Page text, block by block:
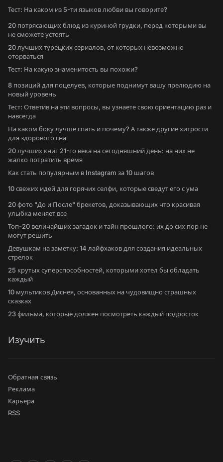
Тест: На каком из 5-ти языков любви вы говорите?
20 потрясающих блюд из куриной грудки, перед которыми вы
не сможете устоять
20 лучших турецких сериалов, от которых невозможно
оторваться
Тест: На какую знаменитость вы похожи?
8 позиций для поцелуев, которые поднимут вашу прелюдию на
новый уровень
Тест: Ответив на эти вопросы, вы узнаете свою ориентацию раз и
навсегда
На каком боку лучше спать и почему? А также другие хитрости
для здорового сна
20 лучших книг 21-го века на сегодняшний день: на них не
жалко потратить время
Как стать популярным в Instagram за 10 шагов
10 свежих идей для горячих селфи, которые сведут его с ума
20 фото "До и После" брекетов, доказывающих что красивая
улыбка меняет все
Топ-20 величайших загадок и тайн прошлого: их до сих пор не
могут решить
Девушкам на заметку: 14 лайфхаков для создания идеальных
стрелок
25 крутых суперспособностей, которыми хотел бы обладать
каждый
10 мультиков Диснея, основанных на чудовищно страшных
сказках
23 фильма, которые должен посмотреть каждый подросток
Изучить
Обратная связь
Реклама
Карьера
RSS